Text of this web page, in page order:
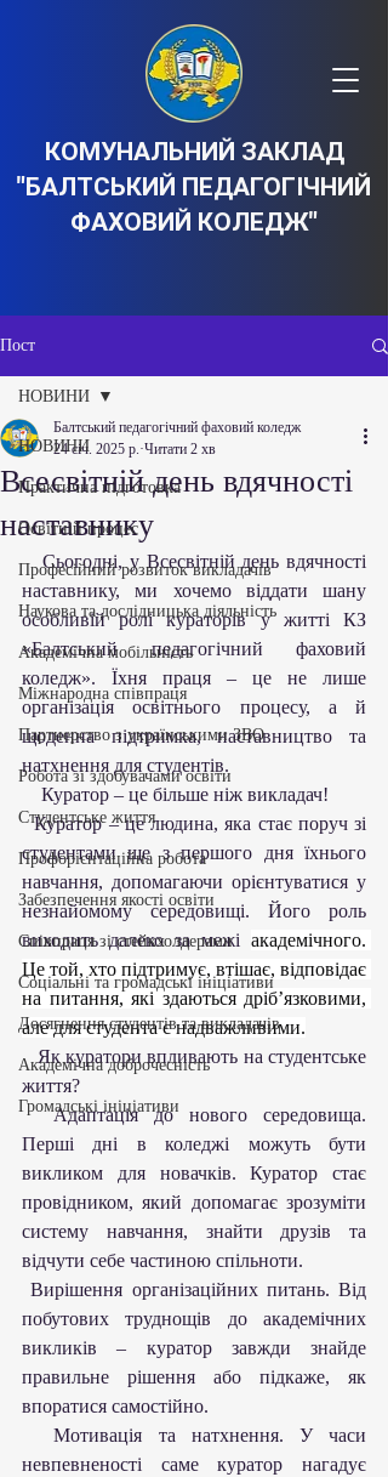
КОМУНАЛЬНИЙ ЗАКЛАД
"БАЛТСЬКИЙ ПЕДАГОГІЧНИЙ
ФАХОВИЙ КОЛЕДЖ"
Пост
НОВИНИ
Практична підготовка
Освітній процес
Професійний розвиток викладачів
Наукова та дослідницька діяльність
Академічна мобільність
Міжнародна співпраця
Партнерство з українськими ЗВО
Робота зі здобувачами освіти
Студентське життя
Профорієнтаційна робота
Забезпечення якості освіти
Співпраця зі стейкхолдерами
Соціальні та громадські ініціативи
Досягнення студентів та викладачів
Академічна доброчесність
Громадські ініціативи
НОВИНИ
Всесвітній день вдячності
наставнику
Балтський педагогічний фаховий коледж
24 січ. 2025 р. Читати 2 хв
   Сьогодні, у Всесвітній день вдячності
наставнику, ми хочемо віддати шану
особливій ролі кураторів у житті КЗ
«Балтський педагогічний фаховий
коледж». Їхня праця – це не лише
організація освітнього процесу, а й
щоденна підтримка, наставництво та
натхнення для студентів.
    Куратор – це більше ніж викладач!
  Куратор – це людина, яка стає поруч зі
студентами ще з першого дня їхнього
навчання, допомагаючи орієнтуватися у
незнайомому середовищі. Його роль
виходить далеко за межі академічного.
Це той, хто підтримує, втішає, відповідає
на питання, які здаються дріб’язковими,
але для студента є надважливими.
   Як куратори впливають на студентське
життя?
Адаптація до нового середовища.
Перші дні в коледжі можуть бути
викликом для новачків. Куратор стає
провідником, який допомагає зрозуміти
систему навчання, знайти друзів та
відчути себе частиною спільноти.
Вирішення організаційних питань. Від
побутових труднощів до академічних
викликів – куратор завжди знайде
правильне рішення або підкаже, як
впоратися самостійно.
невпевненості саме куратор нагадує